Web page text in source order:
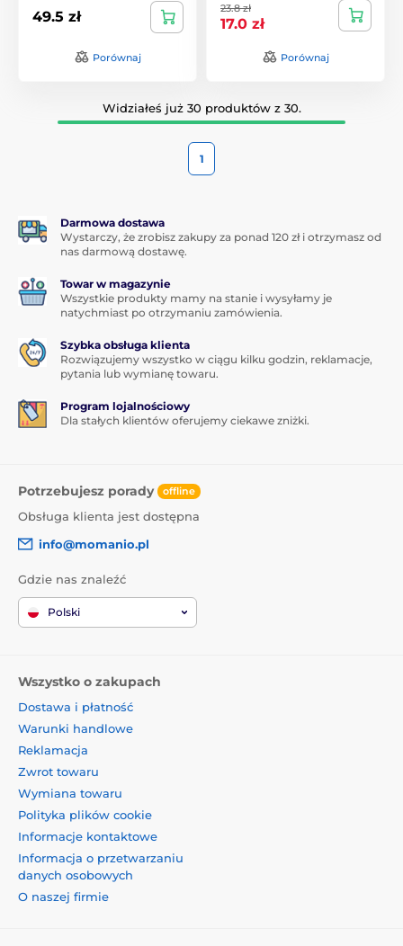
49.5 zł
Porównaj
23.8 zł
17.0 zł
Porównaj
Widziałeś już 30 produktów z 30.
1
Darmowa dostawa
Wystarczy, że zrobisz zakupy za ponad 120 zł i otrzymasz od
nas darmową dostawę.
Towar w magazynie
Wszystkie produkty mamy na stanie i wysyłamy je
natychmiast po otrzymaniu zamówienia.
Szybka obsługa klienta
Rozwiązujemy wszystko w ciągu kilku godzin, reklamacje,
pytania lub wymianę towaru.
Program lojalnościowy
Dla stałych klientów oferujemy ciekawe zniżki.
Potrzebujesz porady offline
Obsługa klienta jest dostępna
info@momanio.pl
Gdzie nas znaleźć
Polski
Wszystko o zakupach
Dostawa i płatność
Warunki handlowe
Reklamacja
Zwrot towaru
Wymiana towaru
Polityka plików cookie
Informacje kontaktowe
Informacja o przetwarzaniu
danych osobowych
O naszej firmie